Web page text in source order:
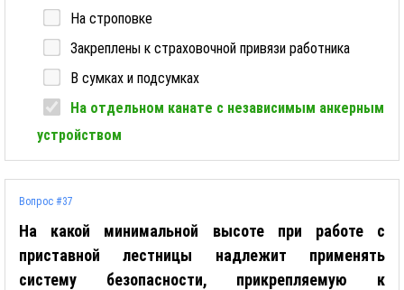
На строповке
Закреплены к страховочной привязи работника
В сумках и подсумках
На отдельном канате с независимым анкерным
устройством
Вопрос #37
На какой минимальной высоте при работе с
приставной лестницы надлежит применять
систему безопасности, прикрепляемую к